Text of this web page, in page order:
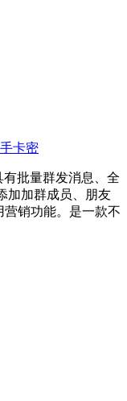
批量群发消息、全
加加群成员、朋友
营销功能。是一款不